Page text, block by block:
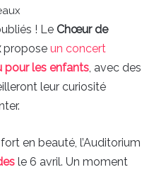
! Le Chœur de
propose un concert
pour les enfants, avec des
leur curiosité
en beauté, l’Auditorium
le 6 avril. Un moment